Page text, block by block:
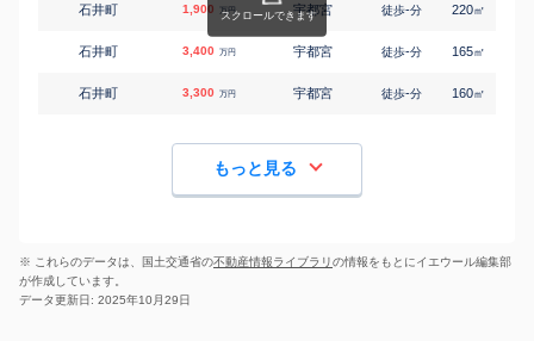
石井町 1,900 万円 宇都宮 徒歩-分 220㎡
石井町 3,400 万円 宇都宮 徒歩-分 165㎡
石井町 3,300 万円 宇都宮 徒歩-分 160㎡
もっと見る
※ これらのデータは、国土交通省の不動産情報ライブラリの情報をもとにイエウール編集部
が作成しています。
データ更新日: 2025年10月29日